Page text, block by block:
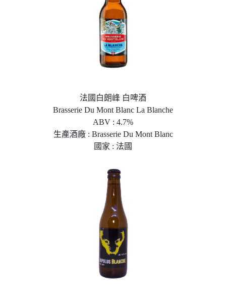
法國白朗峰 白啤酒
Brasserie Du Mont Blanc La Blanche
ABV : 4.7%
生產酒廠 : Brasserie Du Mont Blanc
國家 : 法國